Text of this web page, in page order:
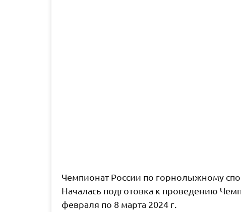
Чемпионат России по горнолыжному
Началась подготовка к проведению
февраля по 8 марта 2024 г.